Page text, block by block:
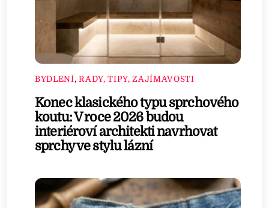
BYDLENÍ,RADY, TIPY, ZAJÍMAVOSTI
Konec klasického typu sprchového
koutu: V roce 2026 budou
interiéroví architekti navrhovat
sprchy ve stylu lázní